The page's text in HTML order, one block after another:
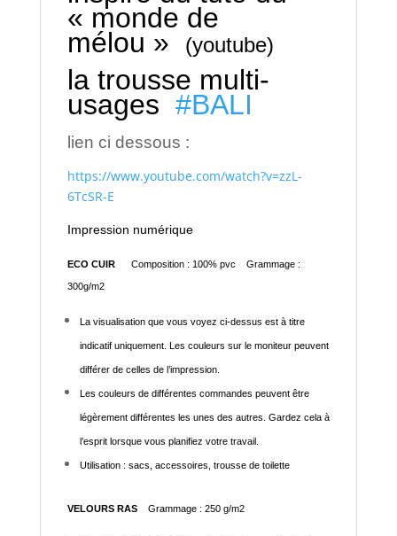
« monde de
mélou » (youtube)
la trousse multi-
usages #BALI
lien ci dessous :
https://www.youtube.com/watch?v=zzL-
6TcSR-E
Impression numérique
ECO CUIR Composition : 100% pvc Grammage :
300g/m2
La visualisation que vous voyez ci-dessus est à titre
indicatif uniquement. Les couleurs sur le moniteur peuvent
différer de celles de l’impression.
Les couleurs de différentes commandes peuvent être
légèrement différentes les unes des autres. Gardez cela à
l’esprit lorsque vous planifiez votre travail.
Utilisation : sacs, accessoires, trousse de toilette
VELOURS RAS Grammage : 250 g/m2